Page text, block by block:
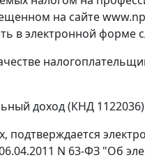
на сайте
в электронной форме
доход (КНД
подтверждается
N 63-ФЗ "Об